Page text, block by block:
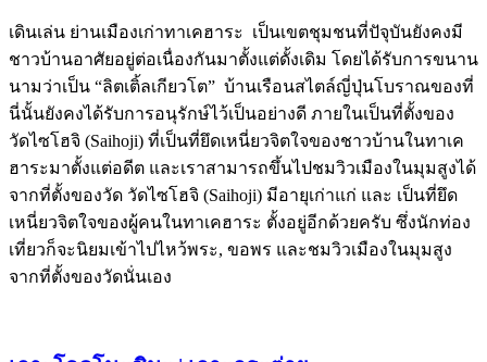
เดินเล่น ย่านเมืองเก่าทาเคฮาระ เป็นเขตชุมชนที่ปัจุบันยังคงมี
ชาวบ้านอาศัยอยู่ต่อเนื่องกันมาตั้งแต่ดั้งเดิม โดยได้รับการขนาน
นามว่าเป็น “ลิตเติ้ลเกียวโต” บ้านเรือนสไตล์ญี่ปุ่นโบราณของที่
นี่นั้นยังคงได้รับการอนุรักษ์ไว้เป็นอย่างดี ภายในเป็นที่ตั้งของ
วัดไซโฮจิ (Saihoji) ที่เป็นที่ยึดเหนี่ยวจิตใจของชาวบ้านในทาเค
ฮาระมาตั้งแต่อดีต และเราสามารถขึ้นไปชมวิวเมืองในมุมสูงได้
จากที่ตั้งของวัด วัดไซโฮจิ (Saihoji) มีอายุเก่าแก่ และ เป็นที่ยึด
เหนี่ยวจิตใจของผู้คนในทาเคฮาระ ตั้งอยู่อีกด้วยครับ ซึ่งนักท่อง
เที่ยวก็จะนิยมเข้าไปไหว้พระ, ขอพร และชมวิวเมืองในมุมสูง
จากที่ตั้งของวัดนั่นเอง